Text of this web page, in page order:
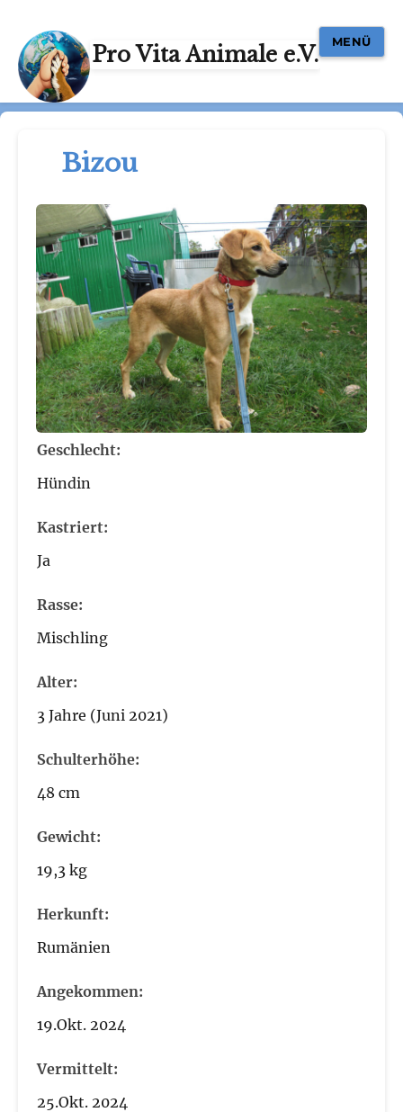
Pro Vita Animale e.V.
MENÜ
Bizou
Geschlecht:
Hündin
Kastriert:
Ja
Rasse:
Mischling
Alter:
3 Jahre (Juni 2021)
Schulterhöhe:
48 cm
Gewicht:
19,3 kg
Herkunft:
Rumänien
Angekommen:
19.Okt. 2024
Vermittelt:
25.Okt. 2024